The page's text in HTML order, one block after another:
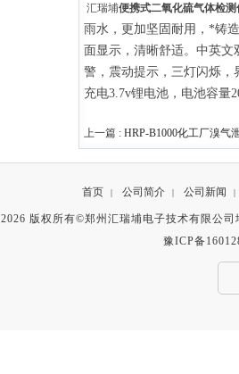
汇瑞埔便携式二氧化硫气体检测
雨水，更加坚固耐用，*铸
面显示，清晰舒适。中英
警，震动提示，三灯闪烁
充电3.7v锂电池，电池容量
上一篇 : HRP-B1000化工厂溴气
首页 | 公司简介 | 公司新闻 |
2026 版权所有©郑州汇瑞埔电子技术有限公
豫ICP备